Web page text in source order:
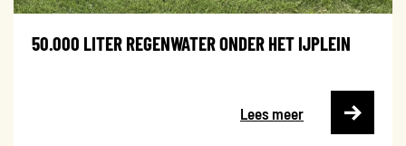
50.000 LITER REGENWATER ONDER HET IJPLEIN
Lees meer